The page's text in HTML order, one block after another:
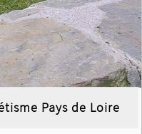
Pays de Loire